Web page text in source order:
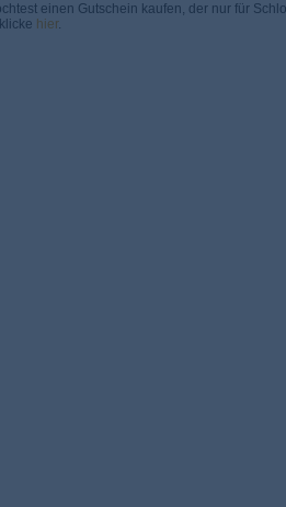
einen Gutschein kaufen, der nur für
hier.